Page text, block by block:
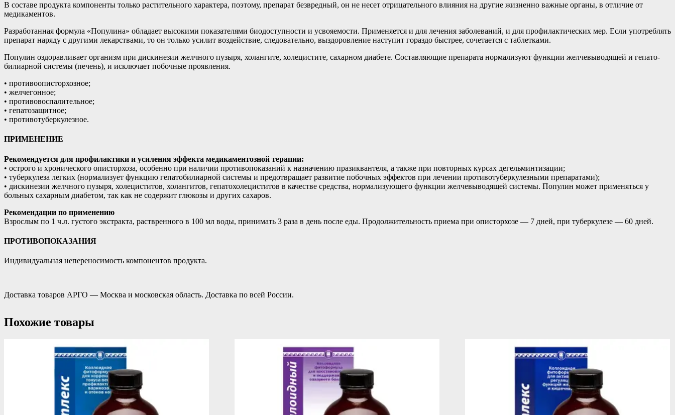
В составе продукта компоненты только растительного характера, поэтому, препарат безвредный, он не несет отрицательного влияния на другие жизненно важные органы, в отличие от
медикаментов.
Разработанная формула «Популина» обладает высокими показателями биодоступности и усвояемости. Применяется и для лечения заболеваний, и для профилактических мер. Если употреблять
препарат наряду с другими лекарствами, то он только усилит воздействие, следовательно, выздоровление наступит гораздо быстрее, сочетается с таблетками.
Популин оздоравливает организм при дискинезии желчного пузыря, холангите, холецистите, сахарном диабете. Составляющие препарата нормализуют функции желчевыводящей и гепато-
билиарной системы (печень), и исключает побочные проявления.
• противоописторхозное;
• желчегонное;
• противовоспалительное;
• гепатозащитное;
• противотуберкулезное.
ПРИМЕНЕНИЕ
Рекомендуется для профилактики и усиления эффекта медикаментозной терапии:
• острого и хронического описторхоза, особенно при наличии противопоказаний к назначению празиквантеля, а также при повторных курсах дегельминтизации;
• туберкулеза легких (нормализует функцию гепатобилиарной системы и предотвращает развитие побочных эффектов при лечении противотуберкулезными препаратами);
• дискинезии желчного пузыря, холециститов, холангитов, гепатохолециститов в качестве средства, нормализующего функции желчевыводящей системы. Популин может применяться у
больных сахарным диабетом, так как не содержит глюкозы и других сахаров.
Рекомендации по применению
Взрослым по 1 ч.л. густого экстракта, раствренного в 100 мл воды, принимать 3 раза в день после еды. Продолжительность приема при описторхозе — 7 дней, при туберкулезе — 60 дней.
ПРОТИВОПОКАЗАНИЯ
Индивидуальная непереносимость компонентов продукта.
Доставка товаров АРГО — Москва и московская область. Доставка по всей России.
Похожие товары